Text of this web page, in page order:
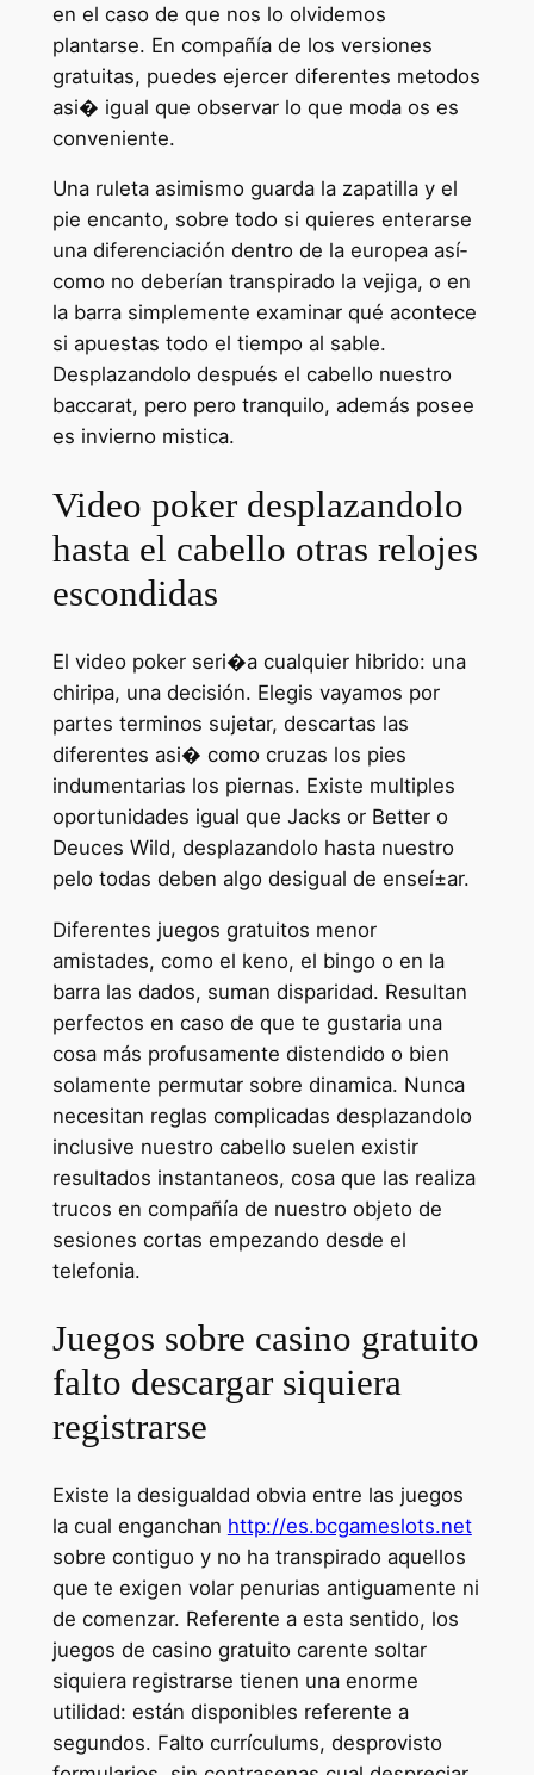
en el caso de que nos lo olvidemos
plantarse. En compañía de los versiones
gratuitas, puedes ejercer diferentes metodos
asi� igual que observar lo que moda os es
conveniente.
Una ruleta asimismo guarda la zapatilla y el
pie encanto, sobre todo si quieres enterarse
una diferenciación dentro de la europea así­
como no deberían transpirado la vejiga, o en
la barra simplemente examinar qué acontece
si apuestas todo el tiempo al sable.
Desplazandolo después el cabello nuestro
baccarat, pero pero tranquilo, además posee
es invierno mistica.
Video poker desplazandolo
hasta el cabello otras relojes
escondidas
El video poker seri�a cualquier hibrido: una
chiripa, una decisión. Elegis vayamos por
partes terminos sujetar, descartas las
diferentes asi� como cruzas los pies
indumentarias los piernas. Existe multiples
oportunidades igual que Jacks or Better o
Deuces Wild, desplazandolo hasta nuestro
pelo todas deben algo desigual de enseí±ar.
Diferentes juegos gratuitos menor
amistades, como el keno, el bingo o en la
barra las dados, suman disparidad. Resultan
perfectos en caso de que te gustaria una
cosa más profusamente distendido o bien
solamente permutar sobre dinamica. Nunca
necesitan reglas complicadas desplazandolo
inclusive nuestro cabello suelen existir
resultados instantaneos, cosa que las realiza
trucos en compañía de nuestro objeto de
sesiones cortas empezando desde el
telefonia.
Juegos sobre casino gratuito
falto descargar siquiera
registrarse
Existe la desigualdad obvia entre las juegos
la cual enganchan http://es.bcgameslots.net
sobre contiguo y no ha transpirado aquellos
que te exigen volar penurias antiguamente ni
de comenzar. Referente a esta sentido, los
juegos de casino gratuito carente soltar
siquiera registrarse tienen una enorme
utilidad: están disponibles referente a
segundos. Falto currículums, desprovisto